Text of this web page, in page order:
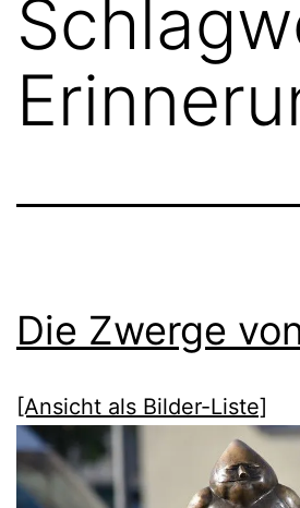
Die Zwerge
[Ansicht als Bilder-Liste]